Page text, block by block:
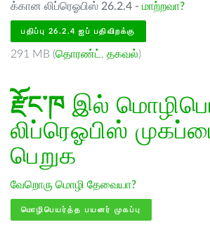
க்கான லிப்ரெஓபிஸ் 26.2.4 - மாற்றவா?
பதிப்பு 26.2.4 ஐப் பதிவிறக்கு
291 MB (தொரண்ட் , தகவல்)
རྫོང་ཁ இல்
லிப்ரெஓபிஸ்
பெறுக
வேறொரு மொழி தேவையா?
மொழிபெயர்த்த பயனர் முகப்பு